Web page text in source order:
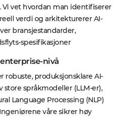
Vi vet hvordan man identifiserer
verdi og arkitekturerer AI-
bransjestandarder,
spesifikasjoner
nivå
robuste, produksjonsklare AI-
store språkmodeller (LLM-er),
Language Processing (NLP)
våre sikrer høy